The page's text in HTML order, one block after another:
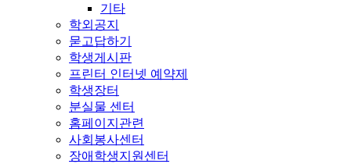
기타
학외공지
묻고답하기
학생게시판
프린터 인터넷 예약제
학생장터
분실물 센터
홈페이지관련
사회봉사센터
장애학생지원센터